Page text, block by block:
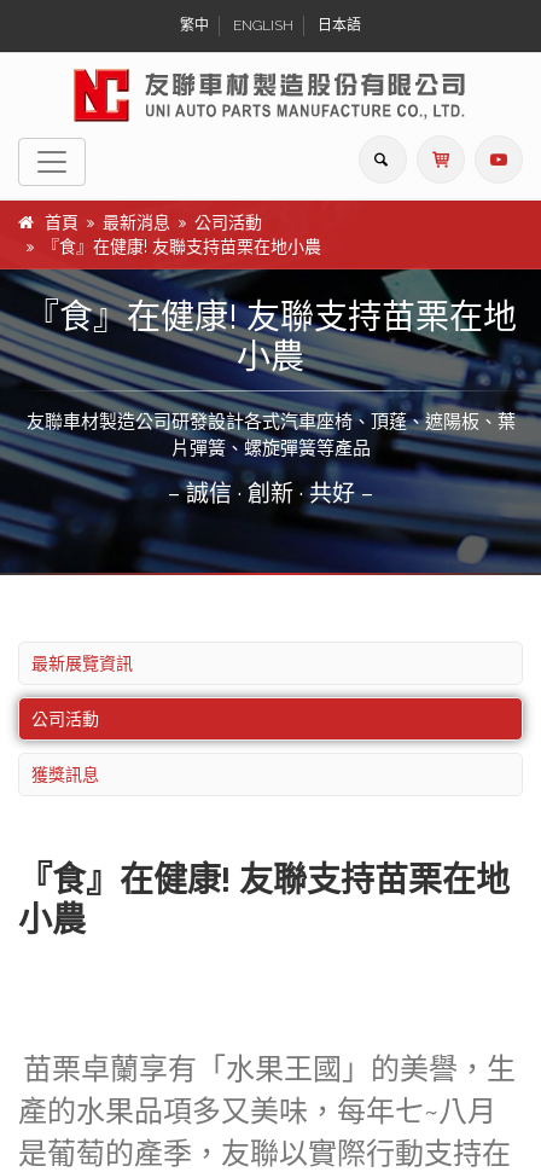
繁中 ENGLISH 日本語
首頁 最新消息
公司活動
『食』在健康! 友聯支持苗栗在地小農
『食』在健康! 友聯支持苗栗在地
小農
友聯車材製造公司研發設計各式汽車座椅、頂蓬、遮陽板、葉
片彈簧、螺旋彈簧等產品
– 誠信 · 創新 · 共好 –
最新展覽資訊
公司活動
獲獎訊息
『食』在健康! 友聯支持苗栗在地
小農
苗栗卓蘭享有「水果王國」的美譽，生
產的水果品項多又美味，每年七~八月
是葡萄的產季，友聯以實際行動支持在